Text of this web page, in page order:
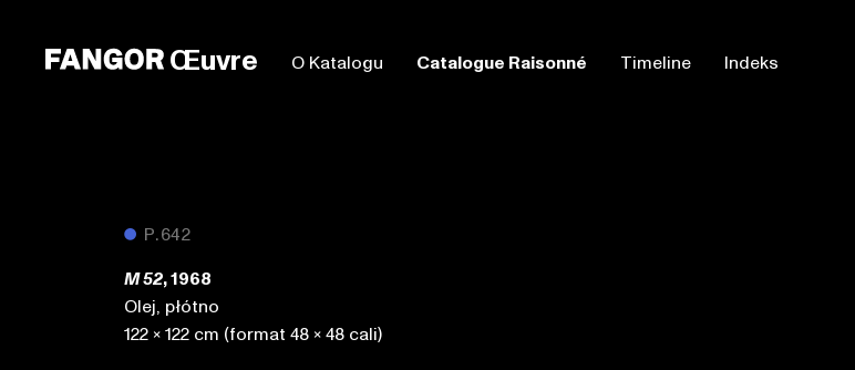
Œuvre O Katalogu Catalogue Raisonné Timeline Indeks
● P.642
M 52, 1968
Olej, płótno
122 x 122 cm (format 48 x 48 cali)